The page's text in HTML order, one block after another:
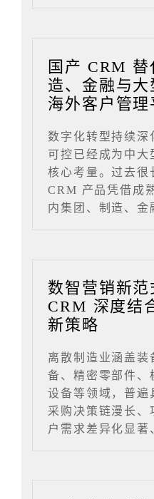
国产 CRM 替
造、金融与
海外客户管理
数字化转型持续深
可控已经成为中大
核心考量。过去很
CRM 产品凭借成
内集团、制造、金
数智营销新
CRM 深度结
新策略
离散制造业涵盖装
备、精密零部件、
设备等领域，普遍
采购决策链漫长、
户需求差异化显